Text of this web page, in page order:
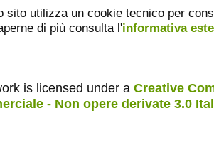
sito utilizza un cookie tecnico per
di più consulta l'informativa
is licensed under a Creative
- Non opere derivate 3.0